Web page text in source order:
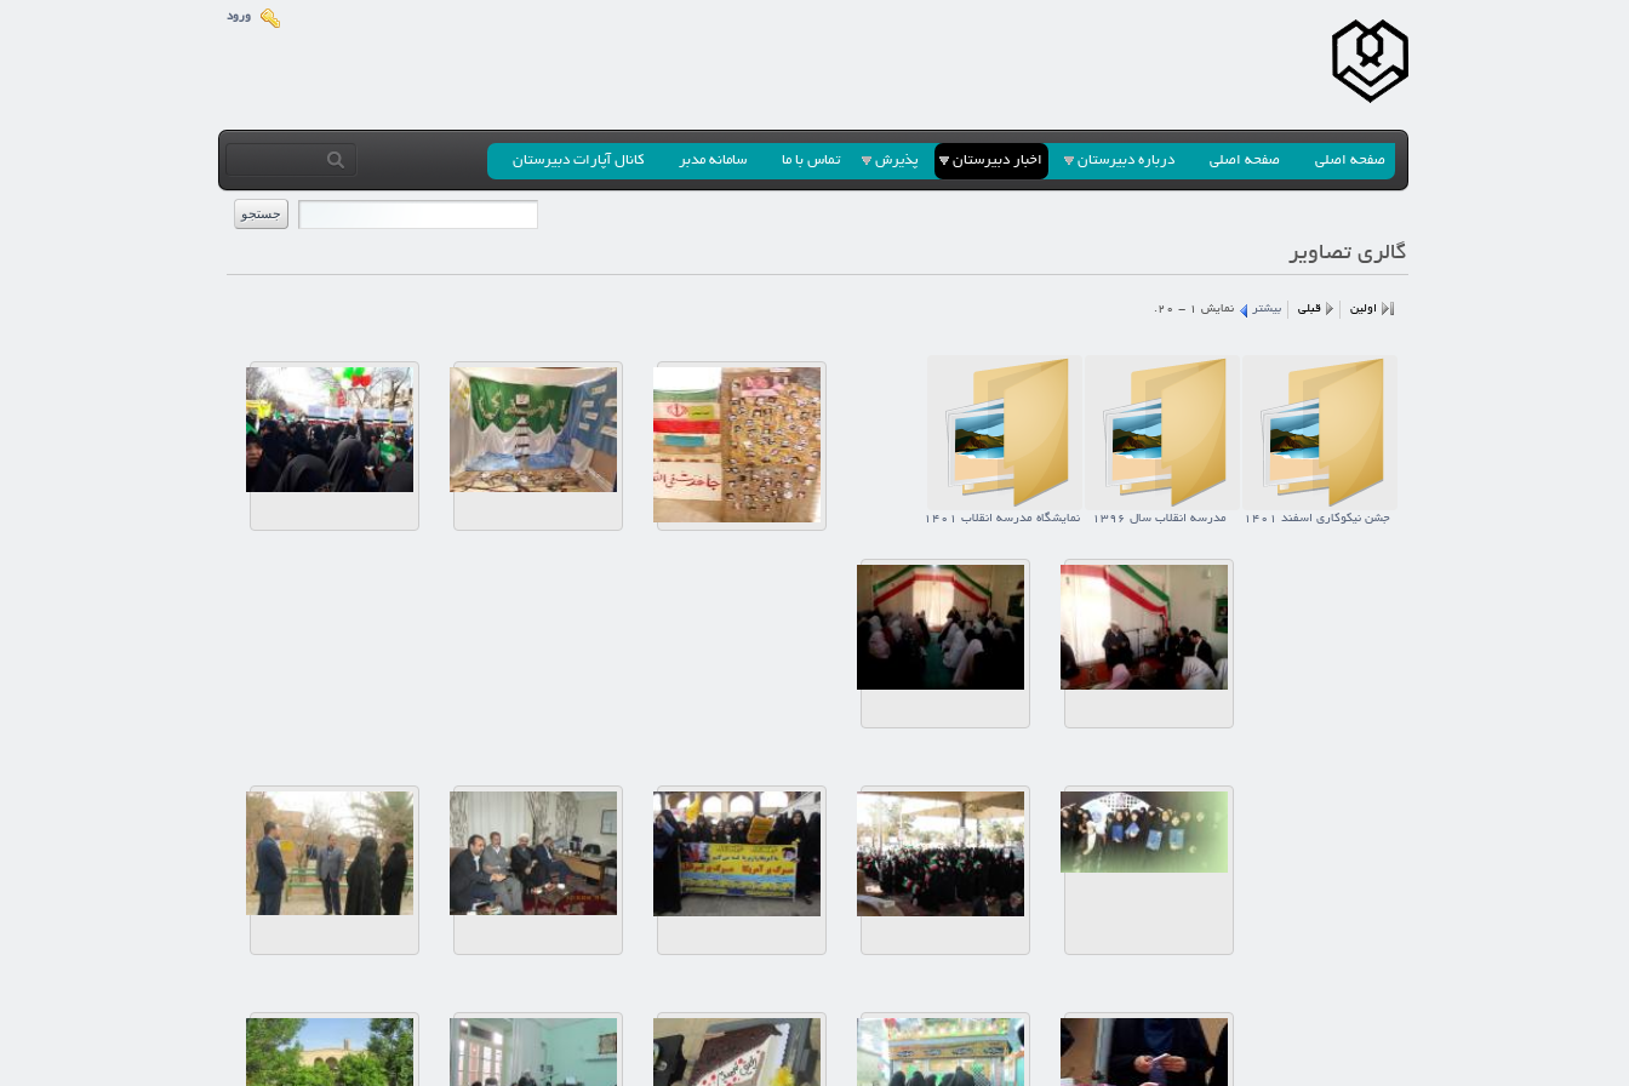
ورود
صفحه اصلی صفحه اصلی درباره دبیرستان اخبار دبیرستان پذیرش تماس با ما سامانه مدبر کانال آپارات دبیرستان
گالری تصاویر
نمایش 1 - 20. اولین قبلی بیشتر
جشن نیکوکاری اسفند 1401 مدرسه انقلاب سال 1396 نمایشگاه مدرسه انقلاب 1401